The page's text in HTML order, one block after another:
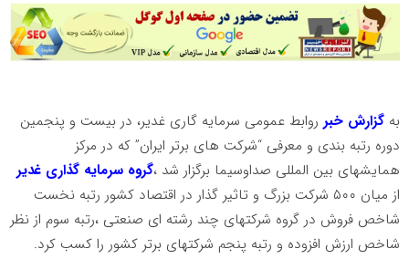
بهگزارش خبر روابط عمومی سرمایه گاری غدیر، در بیست و پنجمین
دوره رتبه بندی و معرفی “شرکت های برتر ایران” که در مرکز
همایشهای بین المللی صداوسیما برگزار شد ،گروه سرمایه گذاری غدیر
از میان ۵۰۰ شرکت بزرگ و تاثیر گذار در اقتصاد کشور رتبه نخست
شاخص فروش در گروه شرکت­های چند رشته ­ای صنعتی ،رتبه سوم از نظر
شاخص ارزش افزوده و رتبه پنجم شرکتهای برتر کشور را کسب کرد.